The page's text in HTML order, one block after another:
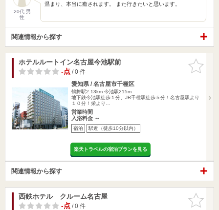
20代 男
性
温まり、本当に癒されます。 また行きたいと思います。
関連情報から探す
お気に入
りに追加
ホテルルートイン名古屋今池駅前
-点/ 0 件
愛知県 / 名古屋市千種区
鶴舞駅2.13km 今池駅215m
地下鉄今池駅徒歩１分、JR千種駅徒歩５分！名古屋駅より
１０分！栄より…
営業時間
入浴料金 ～
宿泊 駅近（徒歩10分以内）
楽天トラベルの宿泊プランを見る
関連情報から探す
お気に入
りに追加
西鉄ホテル クルーム名古屋
-点/ 0 件